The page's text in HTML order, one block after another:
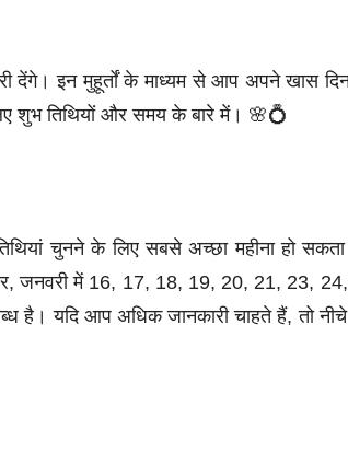
देंगे। इन मुहूर्तों के माध्यम से आप अपने खास
शुभ तिथियों और समय के बारे में। 🌸💍
चुनने के लिए सबसे अच्छा महीना हो
जनवरी में 16, 17, 18, 19, 20, 21, 23,
है। यदि आप अधिक जानकारी चाहते हैं, तो नीचे